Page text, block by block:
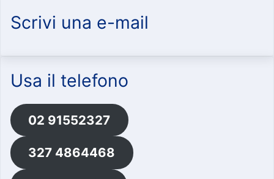
Scrivi una e-mail
Usa il telefono
02 91552327
327 4864468